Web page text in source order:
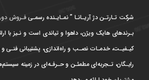
شرکت تـارتـن دژ آریـانـا ” نمـایـنده رسمـیفـروش
بـرندهای هایک ویژن، داهوا و تیاندی است و نـیز با
کیـفیـت، خدمـات نصـب و راه‌اندازی، پشتیبانی
رایـگان، تـجربه‌ای مطمئـن و حـرفـه‌ای در زمینه